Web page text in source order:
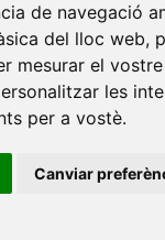
de navegació
del lloc web,
mesurar el
les
per a vostè.
Canviar
Amb el
de